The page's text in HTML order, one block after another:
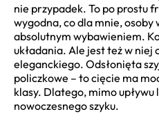
nie przypadek. To po prostu
wygodna, co dla mnie, osoby
absolutnym wybawieniem.
układania. Ale jest też w niej
eleganckiego. Odsłonięta
policzkowe – to cięcie ma
klasy. Dlatego, mimo
nowoczesnego szyku.